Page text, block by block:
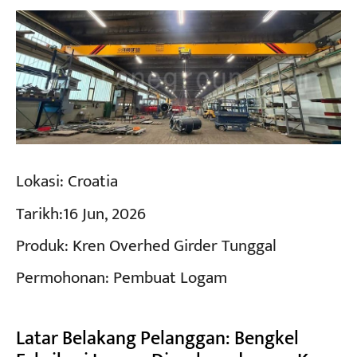
Lokasi: Croatia
Tarikh:16 Jun, 2026
Produk: Kren Overhed Girder Tunggal
Permohonan: Pembuat Logam
Latar Belakang Pelanggan: Bengkel